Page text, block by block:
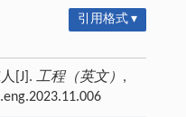
引用格式 ▾
[J]. 工程（英文） ,